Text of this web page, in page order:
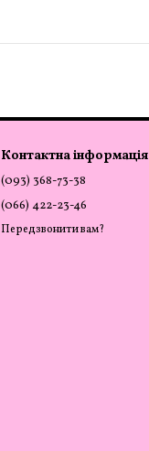
Контактна інформація
(093) 368-73-38
(066) 422-23-46
Передзвонити вам?